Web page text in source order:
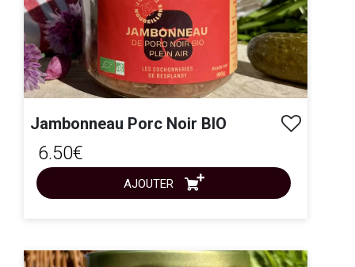
Jambonneau Porc Noir BIO
6.50€
AJOUTER
ACHAT EXPRESS